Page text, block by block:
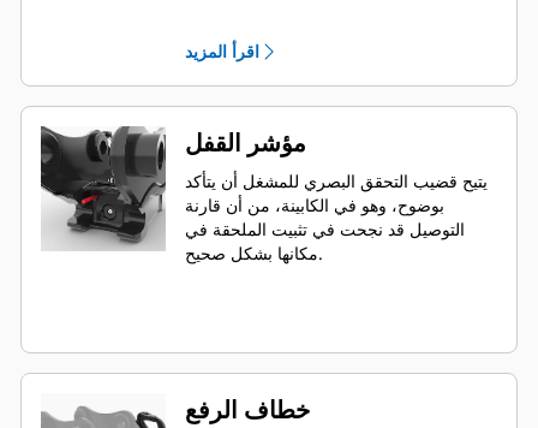
المعالج الدقيق اتصالاً رقميًا بوحدة التحكم
الإلكتروني (ECM) لماكينة الحفار الهيدروليكي
الصغير من الجيل التالي عن طريق ضفيرة
كهربائية.
اقرأ المزيد
مؤشر القفل
يتيح قضيب التحقق البصري للمشغل أن يتأكد
بوضوح، وهو في الكابينة، من أن قارنة
التوصيل قد نجحت في تثبيت الملحقة في
مكانها بشكل صحيح.
خطاف الرفع